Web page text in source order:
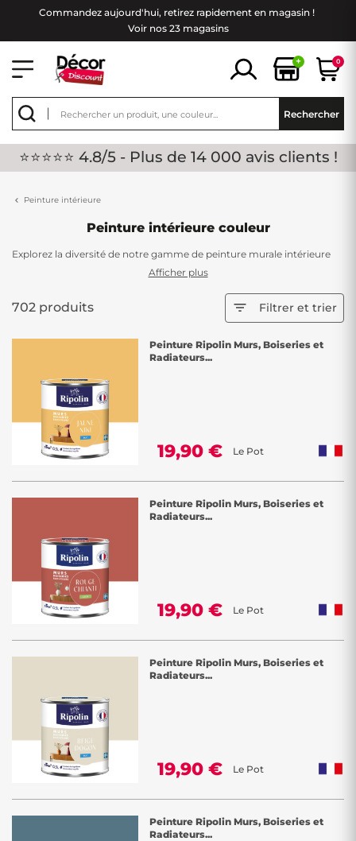
Commandez aujourd'hui, retirez rapidement en magasin !
Voir nos 23 magasins
+ 0
Rechercher
⭐⭐⭐⭐⭐ 4.8/5 - Plus de 14 000 avis clients !
Peinture intérieure
Peinture intérieure couleur
Explorez la diversité de notre gamme de peinture murale intérieure
chez Décor Discount, offrant une palette riche en couleurs éclatantes.
peinture gris, de rose, de bleu, de vert et bien d'autres. Chez nous,
vous avez le pouvoir de personnaliser votre intérieur en choisissant
pour créer une ambiance à votre image.
Laissez votre créativité s'épanouir en sélectionnant des teintes variées
telles que le beige, le bleu, le vert, le rose ou le rouge parmi notre
vaste gamme de couleurs. Ces nuances vous permettront de donner
vie à votre intérieur, que vous souhaitiez créer une atmosphère
apaisante, énergisante ou sophistiquée.
de peinture murale intérieure de qualité, tout en vous donnant la
personnel. Transformez chaque pièce de votre maison en un espace
unique et accueillant avec nos peintures murales intérieures aux
couleurs éclatantes. Faites de votre intérieur une toile artistique où
votre imagination prend vie.
Afficher plus
702 produits  Filtrer et trier
Peinture Ripolin Murs, Boiseries et
Radiateurs...
19,90 € Le Pot
Peinture Ripolin Murs, Boiseries et
Radiateurs...
19,90 € Le Pot
Peinture Ripolin Murs, Boiseries et
Radiateurs...
19,90 € Le Pot
Peinture Ripolin Murs, Boiseries et
Radiateurs...